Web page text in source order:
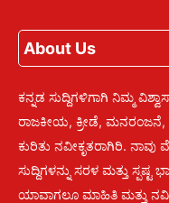
About Us
ಕನ್ನಡ ಸುದ್ದಿಗಳಿಗಾಗಿ ನಿಮ್ಮ
ರಾಜಕೀಯ, ಕ್ರೀಡೆ, ಮನರಂಜನೆ,
ಕುರಿತು ನವೀಕೃತರಾಗಿರಿ. ನಾವು
ಸುದ್ದಿಗಳನ್ನು ಸರಳ ಮತ್ತು
ಯಾವಾಗಲೂ ಮಾಹಿತಿ ಮತ್ತು